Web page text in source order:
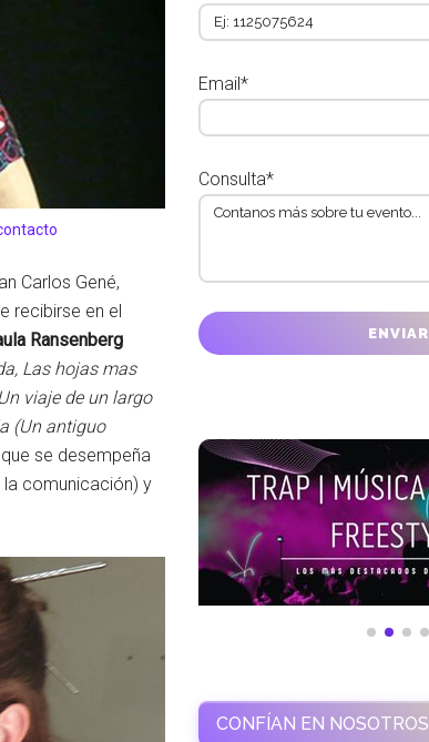
Carlos Gené,
recibirse en el
Ransenberg
Las hojas mas
viaje de un largo
(Un antiguo
se desempeña
comunicación) y
Email*
Consulta*
CONFÍAN EN NOSOTROS